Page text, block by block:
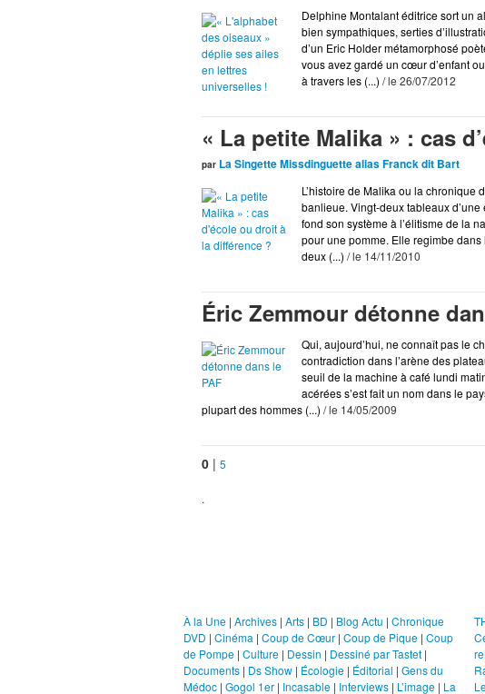
Delphine Montalant éditrice sort un
bien sympathiques, serties
d’un Eric Holder métamorphosé
vous avez gardé un cœur d’enfant
à travers les (...) / le 26/07/2012
« La petite Malika » : cas
par La Singette Missdinguette alias Franck dit Bart
L’histoire de Malika ou la chronique
banlieue. Vingt-deux tableaux
fond son système à l’élitisme de la
pour une pomme. Elle regimbe
deux (...) / le 14/11/2010
Éric Zemmour détonne
Qui, aujourd’hui, ne connaît pas le
contradiction dans l’arène des
seuil de la machine à café lundi
acérées s’est fait un nom dans le
plupart des hommes (...) / le 14/05/2009
0 | 5
.
À la Une | Archives | Arts | BD | Blog Actu | Chronique
DVD | Cinéma | Coup de Cœur | Coup de Pique | Coup
de Pompe | Culture | Dessin | Dessiné par Tastet |
Documents | Ds Show | Écologie | Éditorial | Gens du
Médoc | Gogol 1er | Incasable | Interviews | L’image | La